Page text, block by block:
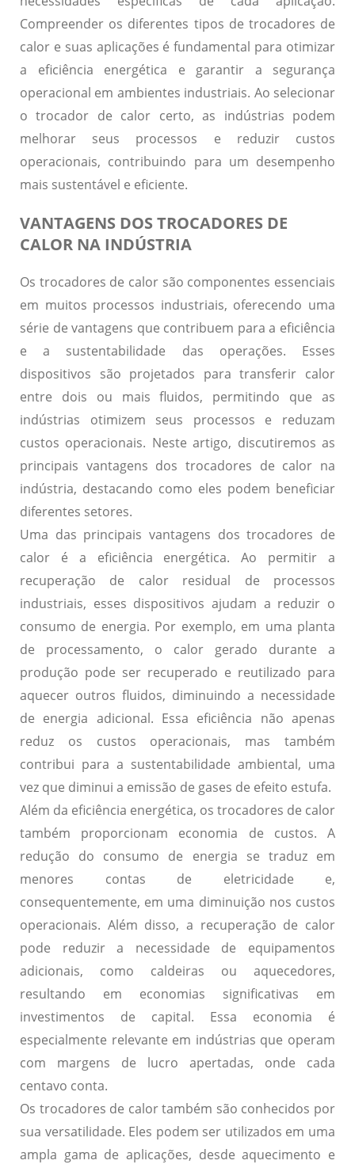
Compreender os diferentes tipos de trocadores de
calor e suas aplicações é fundamental para otimizar
a eficiência energética e garantir a segurança
operacional em ambientes industriais. Ao selecionar
o trocador de calor certo, as indústrias podem
melhorar seus processos e reduzir custos
operacionais, contribuindo para um desempenho
mais sustentável e eficiente.
VANTAGENS DOS TROCADORES DE
CALOR NA INDÚSTRIA
Os trocadores de calor são componentes essenciais
em muitos processos industriais, oferecendo uma
série de vantagens que contribuem para a eficiência
e a sustentabilidade das operações. Esses
dispositivos são projetados para transferir calor
entre dois ou mais fluidos, permitindo que as
indústrias otimizem seus processos e reduzam
custos operacionais. Neste artigo, discutiremos as
principais vantagens dos trocadores de calor na
indústria, destacando como eles podem beneficiar
diferentes setores.
Uma das principais vantagens dos trocadores de
calor é a eficiência energética. Ao permitir a
recuperação de calor residual de processos
industriais, esses dispositivos ajudam a reduzir o
consumo de energia. Por exemplo, em uma planta
de processamento, o calor gerado durante a
produção pode ser recuperado e reutilizado para
aquecer outros fluidos, diminuindo a necessidade
de energia adicional. Essa eficiência não apenas
reduz os custos operacionais, mas também
contribui para a sustentabilidade ambiental, uma
vez que diminui a emissão de gases de efeito estufa.
Além da eficiência energética, os trocadores de calor
também proporcionam economia de custos. A
redução do consumo de energia se traduz em
menores contas de eletricidade e,
consequentemente, em uma diminuição nos custos
operacionais. Além disso, a recuperação de calor
pode reduzir a necessidade de equipamentos
adicionais, como caldeiras ou aquecedores,
resultando em economias significativas em
investimentos de capital. Essa economia é
especialmente relevante em indústrias que operam
com margens de lucro apertadas, onde cada
centavo conta.
Os trocadores de calor também são conhecidos por
sua versatilidade. Eles podem ser utilizados em uma
ampla gama de aplicações, desde aquecimento e